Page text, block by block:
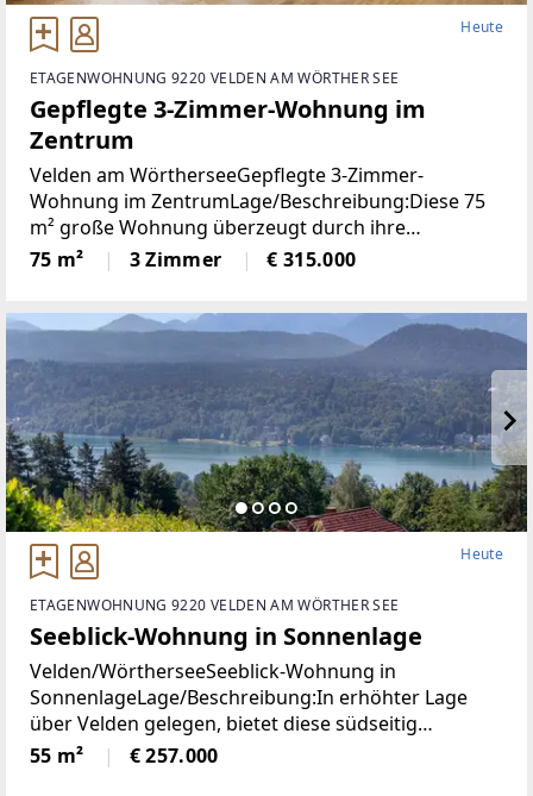
Heute
ETAGENWOHNUNG 9220 VELDEN AM WÖRTHER SEE
Gepflegte 3-Zimmer-Wohnung im
Zentrum
Velden am WörtherseeGepflegte 3-Zimmer-
Wohnung im ZentrumLage/Beschreibung:Diese 75
m² große Wohnung überzeugt durch ihre
durchdachte Raumaufteilung und ihre
ausgezeichnete Lage im Zentrum von Velden. Zwei
75 m² 3 Zimmer € 315.000
Heute
ETAGENWOHNUNG 9220 VELDEN AM WÖRTHER SEE
Seeblick-Wohnung in Sonnenlage
Velden/WörtherseeSeeblick-Wohnung in
SonnenlageLage/Beschreibung:In erhöhter Lage
über Velden gelegen, bietet diese südseitig
ausgerichtete Wohnung angenehme
Lichtverhältnisse und einen schönen Blick auf den
55 m² € 257.000